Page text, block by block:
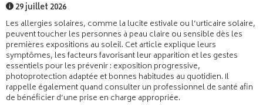
29 juillet 2026
Les allergies solaires, comme la lucite estivale ou l’urticaire solaire,
peuvent toucher les personnes à peau claire ou sensible dès les
premières expositions au soleil. Cet article explique leurs
symptômes, les facteurs favorisant leur apparition et les gestes
essentiels pour les prévenir : exposition progressive,
photoprotection adaptée et bonnes habitudes au quotidien. Il
rappelle également quand consulter un professionnel de santé afin
de bénéficier d’une prise en charge appropriée.